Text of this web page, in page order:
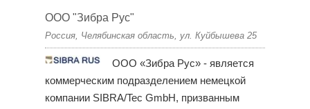
ООО "Зибра Рус"
Россия, Челябинская область, ул. Куйбышева 25
ООО «Зибра Рус» - является
коммерческим подразделением немецкой
компании SIBRA/Tec GmbH, призванным